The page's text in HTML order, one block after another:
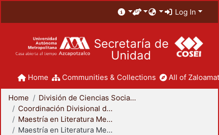
Log In
Secretaría de
Unidad
Home Communities & Collections All of
Home
División de Ciencias Sociales y Humanidades
Coordinación Divisional de Posgrado
Maestría en Literatura Mexicana Contemporánea
Maestría en Literatura Mexicana Contemporánea